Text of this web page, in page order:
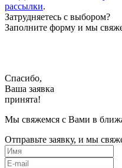
рассылки.
Затрудняетесь с выбором?
Заполните форму и мы
Спасибо,
Ваша заявка
принята!
Мы свяжемся с Вами в
Отправьте заявку, и мы